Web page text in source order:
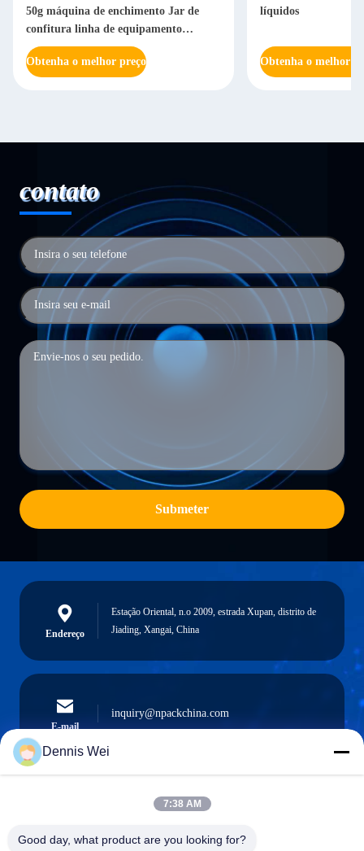
50g máquina de enchimento Jar de
confitura linha de equipamento
automático
Obtenha o melhor preço
líquidos
Obtenha o melhor
contato
Submeter
Endereço
Estação Oriental, n.o 2009, estrada Xupan, distrito de
Jiading, Xangai, China
E-mail
inquiry@npackchina.com
0086-21-66035560
Dennis Wei
7:38 AM
Good day, what product are you looking for?